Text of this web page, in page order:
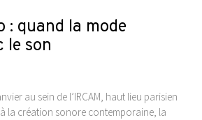
: quand la mode
le son
au sein de l’IRCAM, haut lieu parisien
la création sonore contemporaine, la